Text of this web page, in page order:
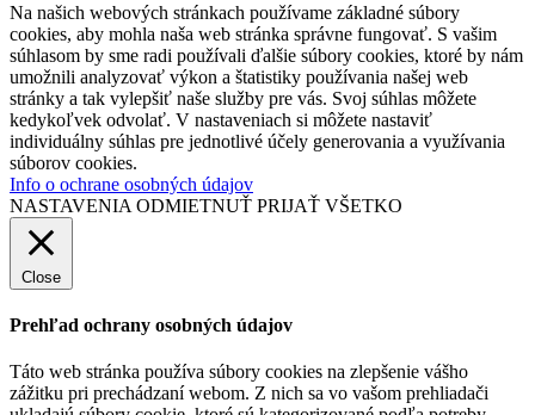
Na našich webových stránkach používame základné súbory
cookies, aby mohla naša web stránka správne fungovať. S vašim
súhlasom by sme radi používali ďalšie súbory cookies, ktoré by nám
umožnili analyzovať výkon a štatistiky používania našej web
stránky a tak vylepšiť naše služby pre vás. Svoj súhlas môžete
kedykoľvek odvolať. V nastaveniach si môžete nastaviť
individuálny súhlas pre jednotlivé účely generovania a využívania
súborov cookies.
Info o ochrane osobných údajov
NASTAVENIA ODMIETNUŤ PRIJAŤ VŠETKO
Close
Prehľad ochrany osobných údajov
Táto web stránka používa súbory cookies na zlepšenie vášho
zážitku pri prechádzaní webom. Z nich sa vo vašom prehliadači